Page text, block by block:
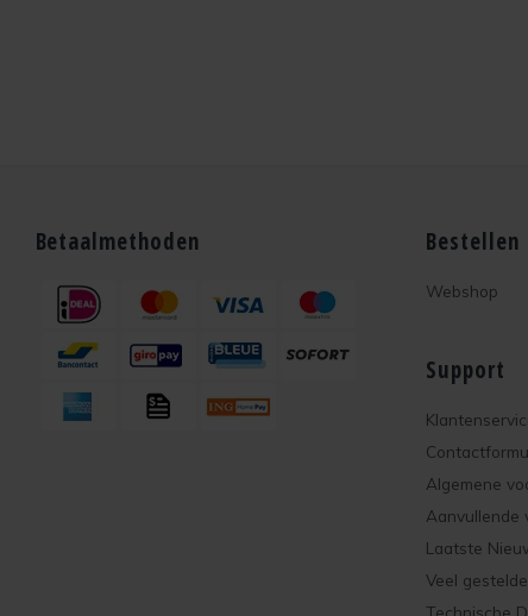
Betaalmethoden Bestellen
Webshop
Support
Algemene
Aanvullende
Laatste
Veel
Technische